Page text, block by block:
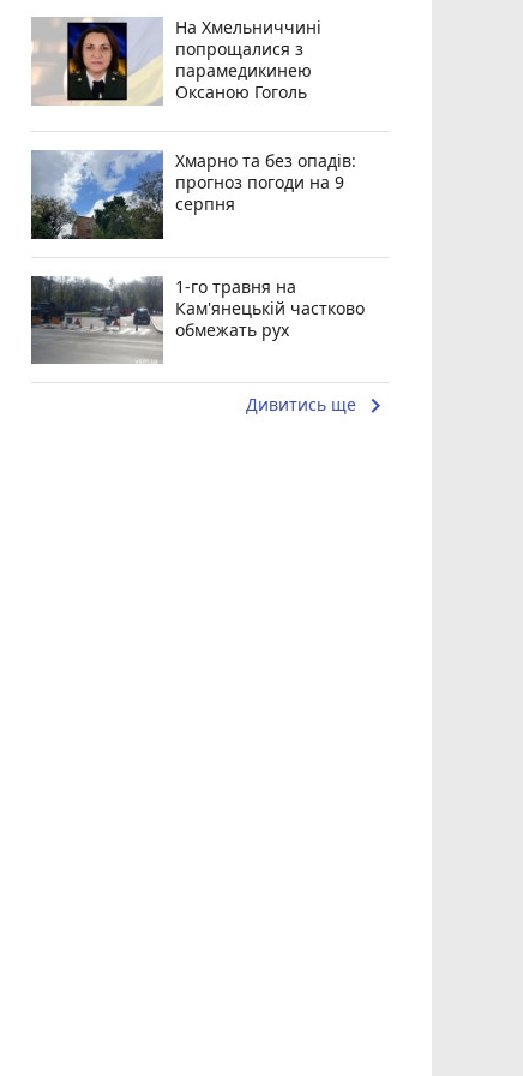
На Хмельниччині
попрощалися з
парамедикинею
Оксаною Гоголь
Хмарно та без опадів:
прогноз погоди на 9
серпня
1-го травня на
Кам'янецькій частково
обмежать рух
Дивитись ще keyboard_arrow_right